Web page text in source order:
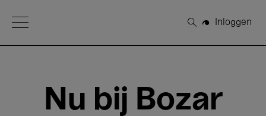
Open Menu
Zoeken
Inloggen
Nu bij Bozar